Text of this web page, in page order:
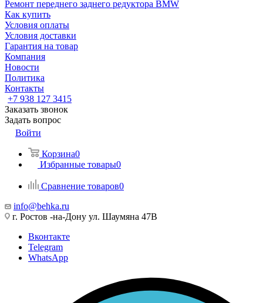
Ремонт переднего заднего редуктора BMW
Как купить
Условия оплаты
Условия доставки
Гарантия на товар
Компания
Новости
Политика
Контакты
+7 938 127 3415
Заказать звонок
Задать вопрос
Войти
Корзина0
Избранные товары0
Сравнение товаров0
info@behka.ru
г. Ростов -на-Дону ул. Шаумяна 47В
Вконтакте
Telegram
WhatsApp